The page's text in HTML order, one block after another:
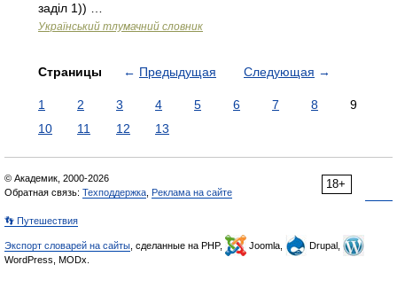
заділ 1)) …
Український тлумачний словник
Страницы ← Предыдущая Следующая →
1 2 3 4 5 6 7 8
9
10
11 12 13
18+
© Академик, 2000-2026
Обратная связь: Техподдержка Реклама на сайте
👣 Путешествия
Экспорт словарей на сайты , сделанные на PHP, Joomla,
Drupal,
WordPress, MODx.